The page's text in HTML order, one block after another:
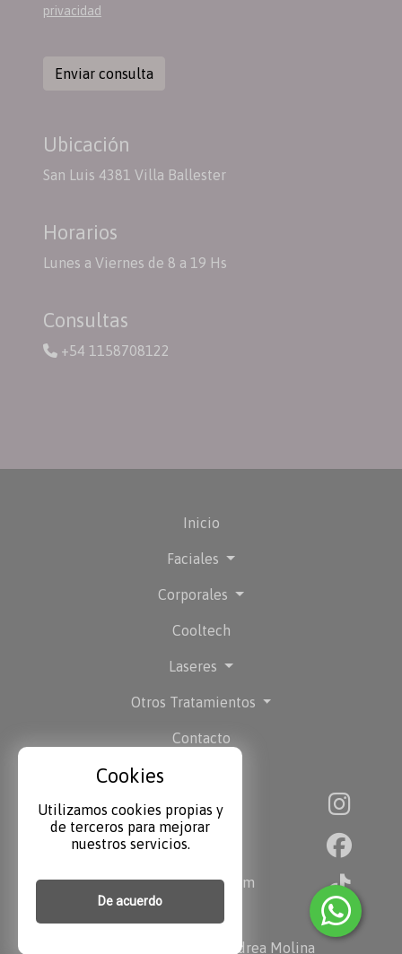
Cookies
Utilizamos cookies propias y
de terceros para mejorar
nuestros servicios.
De acuerdo
privacidad
Enviar consulta
Ubicación
San Luis 4381 Villa Ballester
Horarios
Lunes a Viernes de 8 a 19 Hs
Consultas
+54 1158708122
Inicio
Faciales
Corporales
Cooltech
Laseres
Otros Tratamientos
Contacto
San Luis 4381 Villa Ballester
+541158708122
andream_molina@hotmail.com
Medicina Estética Dra. Andrea Molina